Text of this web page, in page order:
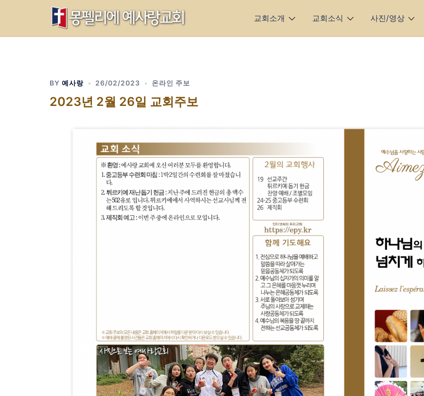
교회소개 교회소식 사진/영상
BY 예사랑 26/02/2023 온라인 주보
2023년 2월 26일 교회주보